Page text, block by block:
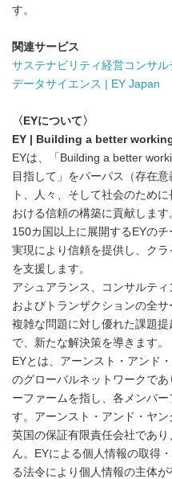
す。
関連サービス
サステナビリティ経営コンサル
データサイエンス | EY Japan
〈EYについて〉
EY | Building a better
EYは、「Building a better
目指して」をパーパス（存在
ト、人々、そして社会のため
おける信頼の構築に貢献します
150カ国以上に展開するEYの
実現により信頼を提供し、ク
を支援します。
アシュアランス、コンサルテ
およびトランザクションの全
複雑な問題に対し優れた課題
で、新たな解決策を導きます。
EYとは、アーンスト・アンド
のグローバルネットワークで
ーファームを指し、各メンバ
す。アーンスト・アンド・ヤン
英国の保証有限責任会社であ
ん。EYによる個人情報の取得
る法令により個人情報の主体が